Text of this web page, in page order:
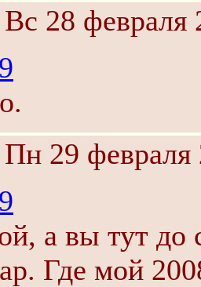
Вс 28 февраля
Пн 29 февраля
а вы тут до
Где мой